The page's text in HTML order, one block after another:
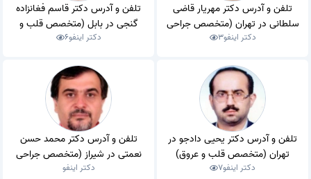
تلفن و آدرس دکتر مهریار قاضی
سلطانی در تهران (متخصص جراحی
عمومی)
دکتر اینفو3
تلفن و آدرس دکتر قاسم فغانزاده
گنجی در بابل (متخصص قلب و
عروق)
دکتر اینفو6
تلفن و آدرس دکتر یحیی دادجو در
تهران (متخصص قلب و عروق)
دکتر اینفو7
تلفن و آدرس دکتر محمد حسن
نعمتی در شیراز (متخصص جراحی
عمومی)
دکتر اینفو